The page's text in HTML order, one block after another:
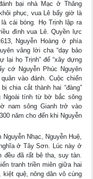
bại nhà Mạc ở Thăng
phục, vua Lê bấy giờ là
cái bóng. Họ Trịnh lập ra
đình vua Lê. Quyền lực
Nguyễn Hoàng ở phía
vâng lời cha “dạy bảo
lại họ Trịnh” để “xây dựng
cớ Nguyễn Phúc Nguyên
vào đánh. Cuộc chiến
chia cắt thành hai “đàng”
Ngoài tính từ bờ bắc sông
nam sông Gianh trở vào
năm cho đến khi Nguyễn
Nhạc, Nguyễn Huệ,
ở Tây Sơn. Lúc này ở
đều đã rất bê tha, suy tàn.
tranh triền miên giữa hai
quệ, nông dân vô cùng